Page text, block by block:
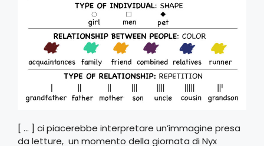
[ … ] ci piacerebbe interpretare un’immagine presa
da letture, un momento della giornata di Nyx